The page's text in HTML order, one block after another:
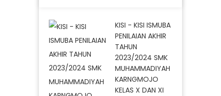
KISI - KISI ISMUBA
PENILAIAN AKHIR
TAHUN
2023/2024 SMK
MUHAMMADIYAH
KARNGMOJO
KELAS X DAN XI